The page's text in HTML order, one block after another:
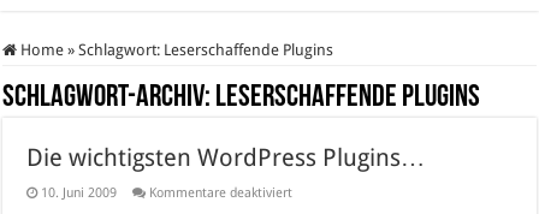
Home » Schlagwort: Leserschaffende Plugins
Schlagwort-Archiv: Leserschaffende Plugins
Die wichtigsten WordPress Plugins…
10. Juni 2009 Kommentare deaktiviertfür